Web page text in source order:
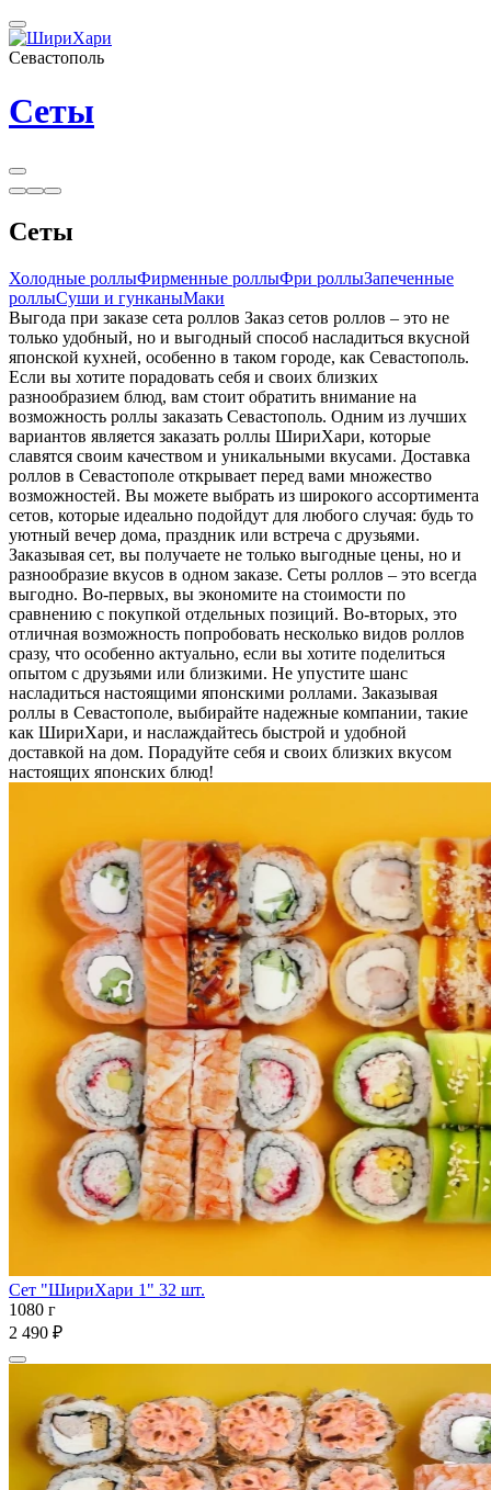
Севастополь
Сеты
Сеты
Холодные роллыФирменные роллыФри роллыЗапеченные
роллыСуши и гунканыМаки
Выгода при заказе сета роллов Заказ сетов роллов – это не
только удобный, но и выгодный способ насладиться вкусной
японской кухней, особенно в таком городе, как Севастополь.
Если вы хотите порадовать себя и своих близких
разнообразием блюд, вам стоит обратить внимание на
возможность роллы заказать Севастополь. Одним из лучших
вариантов является заказать роллы ШириХари, которые
славятся своим качеством и уникальными вкусами. Доставка
роллов в Севастополе открывает перед вами множество
возможностей. Вы можете выбрать из широкого ассортимента
сетов, которые идеально подойдут для любого случая: будь то
уютный вечер дома, праздник или встреча с друзьями.
Заказывая сет, вы получаете не только выгодные цены, но и
разнообразие вкусов в одном заказе. Сеты роллов – это всегда
выгодно. Во-первых, вы экономите на стоимости по
сравнению с покупкой отдельных позиций. Во-вторых, это
отличная возможность попробовать несколько видов роллов
сразу, что особенно актуально, если вы хотите поделиться
опытом с друзьями или близкими. Не упустите шанс
насладиться настоящими японскими роллами. Заказывая
роллы в Севастополе, выбирайте надежные компании, такие
как ШириХари, и наслаждайтесь быстрой и удобной
доставкой на дом. Порадуйте себя и своих близких вкусом
настоящих японских блюд!
Сет "ШириХари 1" 32 шт.
1080 г
2 490 ₽